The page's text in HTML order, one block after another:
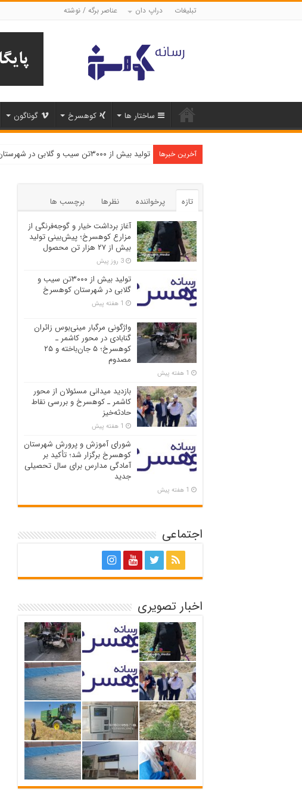
تبلیغات دراپ دان عناصر برگه / نوشته
ساختار ها کوهسرخ گوناگون
آخرین خبرها تولید بیش از ۳۰۰۰تن سیب و گلابی در شهرستان کوهسرخ
تازه پرخواننده نظرها
برچسب ها
آغاز برداشت خیار و گوجه‌فرنگی از
مزارع کوهسرخ؛ پیش‌بینی تولید
بیش از ۲۷ هزار تن محصول
3 روز پیش
تولید بیش از ۳۰۰۰تن سیب و
گلابی در شهرستان کوهسرخ
1 هفته پیش
واژگونی مرگبار مینی‌بوس زائران
گنابادی در محور کاشمر ـ
کوهسرخ؛ ۵ جان‌باخته و ۲۵
مصدوم
1 هفته پیش
بازدید میدانی مسئولان از محور
کاشمر ـ کوهسرخ و بررسی نقاط
حادثه‌خیز
1 هفته پیش
شورای آموزش و پرورش شهرستان
کوهسرخ برگزار شد؛ تأکید بر
آمادگی مدارس برای سال تحصیلی
جدید
1 هفته پیش
اجتماعی
اخبار تصویری